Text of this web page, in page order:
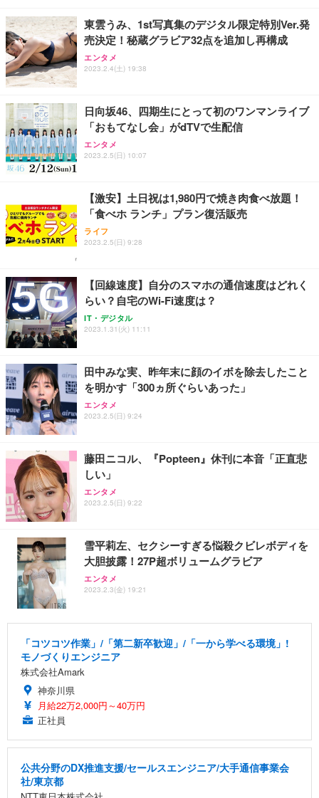
ョン PCチェア 通気性メッシュ ゲーミング/勉強/事
務用 おしゃれ パソコンチェア (ホワイト)
ANDWINT オフィスチェア デスクチェア 肘なし メ
ッシュ 通気性 ランバーサポート付き 腰サポート ガ
ス圧無段階昇降 360度回転 キャスター付き コンパク
【MiniLED/24.5inch/280Hz/FHD】GRAPHT THE S
HOOTER Gaming Monitor 24” Essential ゲーミン
グモニター QD 24.5インチ 1ms FHD 量子ドット 残
アイリスオーヤマ ペットシーツ 超厚型 お徳用 レギ
ュラー 200枚入【Amazon.co.jp限定】
東雲うみ、1st写真集のデジタル限定特別Ver.発
売決定！秘蔵グラビア32点を追加し再構成
エンタメ
2023.2.4(土) 19:38
日向坂46、四期生にとって初のワンマンライブ
「おもてなし会」がdTVで生配信
エンタメ
2023.2.5(日) 10:07
【激安】土日祝は1,980円で焼き肉食べ放題！
「食べホ ランチ」プラン復活販売
ライフ
2023.2.5(日) 9:28
【回線速度】自分のスマホの通信速度はどれく
らい？自宅のWi-Fi速度は？
IT・デジタル
2023.1.31(火) 11:11
田中みな実、昨年末に顔のイボを除去したこと
を明かす「300ヵ所ぐらいあった」
エンタメ
2023.2.5(日) 9:24
藤田ニコル、『Popteen』休刊に本音「正直悲
しい」
エンタメ
2023.2.5(日) 9:22
雪平莉左、セクシーすぎる悩殺クビレボディを
大胆披露！27P超ボリュームグラビア
エンタメ
2023.2.3(金) 19:21
「コツコツ作業」/「第二新卒歓迎」/「一から学べる環境」!
モノづくりエンジニア
株式会社Amark
神奈川県
月給22万2,000円～40万円
正社員
公共分野のDX推進支援/セールスエンジニア/大手通信事業会
社/東京都